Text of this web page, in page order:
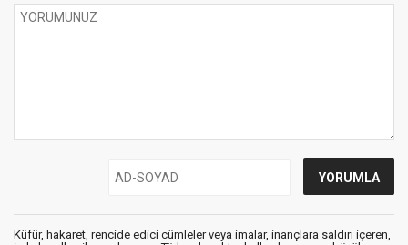
Küfür, hakaret, rencide edici cümleler veya imalar, inançlara saldırı içeren,